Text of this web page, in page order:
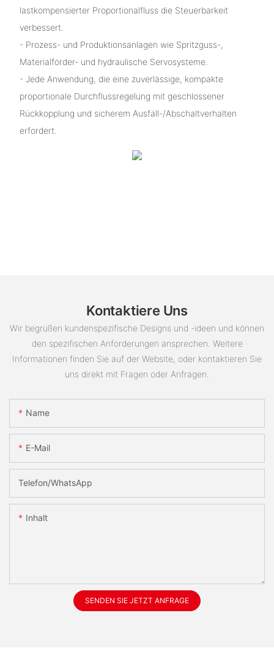
lastkompensierter Proportionalfluss die Steuerbarkeit
verbessert.
- Prozess- und Produktionsanlagen wie Spritzguss-,
Materialförder- und hydraulische Servosysteme.
- Jede Anwendung, die eine zuverlässige, kompakte
proportionale Durchflussregelung mit geschlossener
Rückkopplung und sicherem Ausfall-/Abschaltverhalten
erfordert.
Kontaktiere Uns
Wir begrüßen kundenspezifische Designs und -ideen und können
den spezifischen Anforderungen ansprechen. Weitere
Informationen finden Sie auf der Website, oder kontaktieren Sie
uns direkt mit Fragen oder Anfragen.
Name
E-Mail
Telefon/WhatsApp
Inhalt
SENDEN SIE JETZT ANFRAGE